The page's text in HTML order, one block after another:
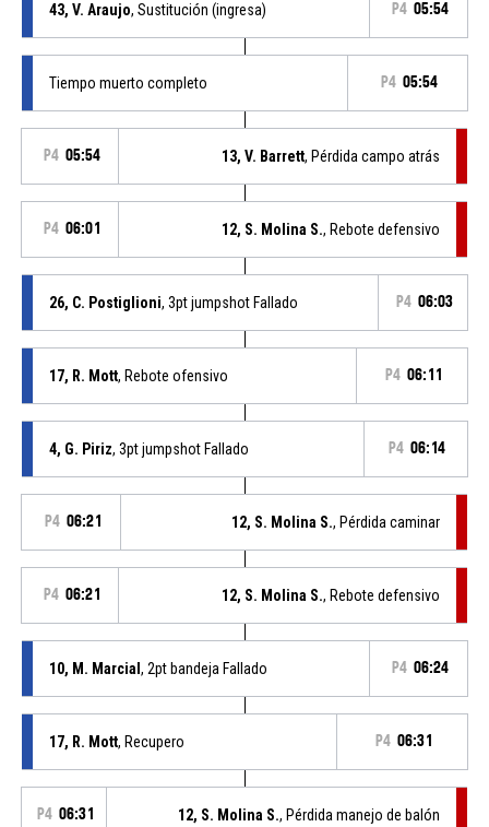
43, V. Araujo, Sustitución (ingresa) P4 05:54
Tiempo muerto completo P4 05:54
P4 05:54 13, V. Barrett, Pérdida campo atrás
P4 06:01 12, S. Molina S., Rebote defensivo
26, C. Postiglioni, 3pt jumpshot Fallado P4 06:03
17, R. Mott, Rebote ofensivo P4 06:11
4, G. Piriz, 3pt jumpshot Fallado P4 06:14
P4 06:21 12, S. Molina S., Pérdida caminar
P4 06:21 12, S. Molina S., Rebote defensivo
10, M. Marcial , 2pt bandeja Fallado P4 06:24
17, R. Mott, Recupero P4 06:31
P4 06:31 12, S. Molina S., Pérdida manejo de balón